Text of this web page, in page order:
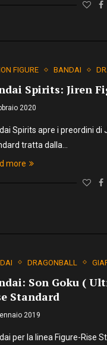
FIGURE BANDAI
Spirits: Jiren
2020
Spirits apre i preordini di
tratta dalla…
more
DRAGONBALL
Son Goku (
Standard
2019
per la linea Figure-Rise